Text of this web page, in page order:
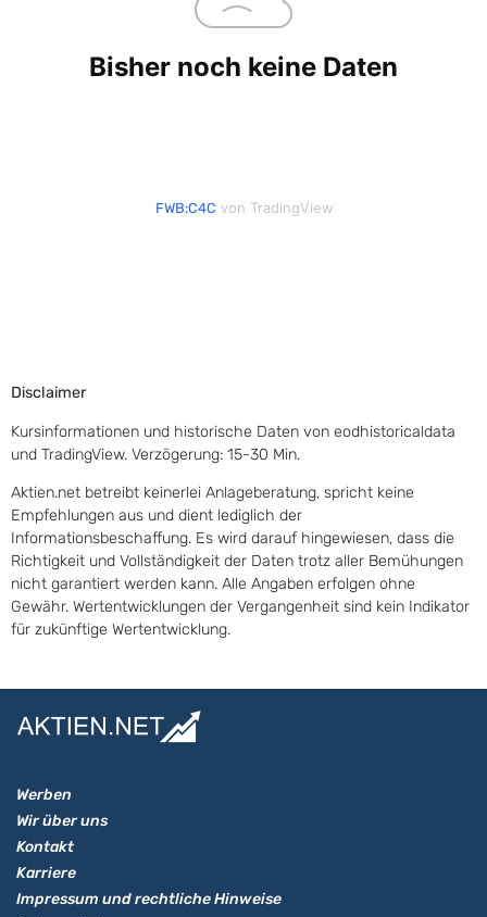
FWB:C4C von TradingView
Disclaimer
Kursinformationen und historische Daten von eodhistoricaldata
und TradingView. Verzögerung: 15-30 Min.
Aktien.net betreibt keinerlei Anlageberatung, spricht keine
Empfehlungen aus und dient lediglich der
Informationsbeschaffung. Es wird darauf hingewiesen, dass die
Richtigkeit und Vollständigkeit der Daten trotz aller Bemühungen
nicht garantiert werden kann. Alle Angaben erfolgen ohne
Gewähr. Wertentwicklungen der Vergangenheit sind kein Indikator
für zukünftige Wertentwicklung.
Werben
Wir über uns
Kontakt
Karriere
Impressum und rechtliche Hinweise